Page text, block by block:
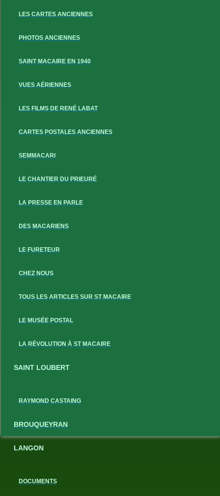
LES CARTES ANCIENNES
PHOTOS ANCIENNES
SAINT MACAIRE EN 1940
VUES AÉRIENNES
LES FILMS DE RENÉ LABAT
CARTES POSTALES ANCIENNES
SEMMACARI
LE CHANTIER DU PRIEURÉ
LA PRESSE EN PARLE
DES MACARIENS
LE FURETEUR
CHEZ NOUS
TOUS LES ARTICLES SUR ST MACAIRE
LE MUSÉE POSTAL
LA RÉVOLUTION À ST MACAIRE
SAINT LOUBERT
RAYMOND CASTAING
BROUQUEYRAN
LANGON
DOCUMENTS